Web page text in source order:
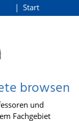
Start
browsen
und
Fachgebiet